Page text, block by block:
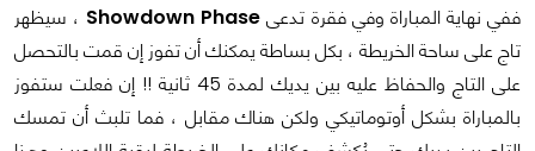
ففي نهاية المباراة وفي فقرة تدعى Showdown Phase ، سيظهر
تاج على ساحة الخريطة ، بكل بساطة يمكنك أن تفوز إن قمت بالتحصل
على التاج والحفاظ عليه بين يديك لمدة 45 ثانية !! إن فعلت ستفوز
بالمباراة بشكل أوتوماتيكي ولكن هناك مقابل ، فما تلبث أن تمسك